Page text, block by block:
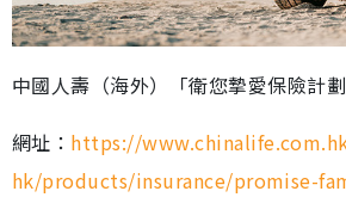
中國人壽（海外）「衛您摯愛保險計劃
網址： https://
hk/products/insurance/promise-